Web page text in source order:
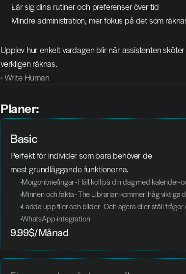
Lär sig dina rutiner och preferenser över tid
Mindre administration, mer fokus på det som
Upplev hur enkelt vardagen blir när assistenten
verkligen räknas.
‹ Write Human
Planer:
Basic
Perfekt för individer som bara behöver de
mest grundläggande funktionerna.
Morgonbriefingar - Håll koll på din dag med kalender-
Minnen och fakta - The Librarian kommer ihåg viktiga
Ladda upp filer och bilder - Och agera eller ställ frågor
WhatsApp-integration
9.99$/Månad